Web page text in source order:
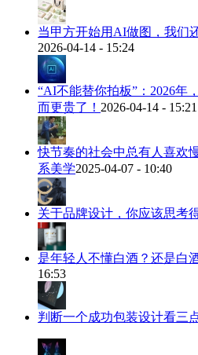
当甲方开始用AI做图，我们
2026-04-14 - 15:24
“AI不能替你拍板”：2026年
而更贵了！ 2026-04-14 - 15:21
快节奏的社会中总有人喜欢
系美学2025-04-07 - 10:40
关于品牌设计，你应该思考
是年轻人不懂白酒？还是白
16:53
判断一个成功包装设计看三